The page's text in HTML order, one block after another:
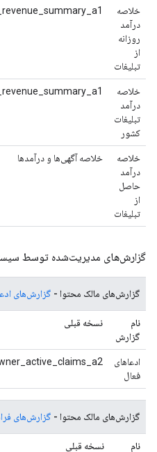
خلاصه
درآمد
روزانه
از
تبلیغات
خلاصه
درآمد
تبلیغات
کشور
خلاصه
درآمد
حاصل
از
تبلیغات
خلاصه آگهی‌ها و درآمدها
گزارش‌های مدیریت‌شده توسط
گزارش‌های مالک محتوا - گزارش‌های
نام
گزارش
نسخه قبلی
ادعاهای
فعال
گزارش‌های مالک محتوا - گزارش‌های
نام
نسخه قبلی